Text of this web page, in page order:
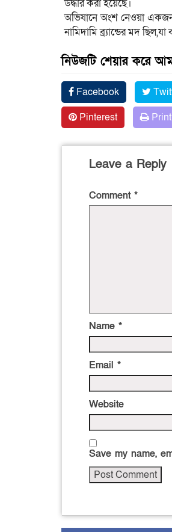
উদ্ধার করা হয়েছে।
অভিযানে অংশ নেওয়া
নামিদামি ব্র্যান্ডের মদ
নিউজটি শেয়ার করে
Facebook
Pinterest
Print
Leave a Reply
Comment *
Name *
Email *
Website
Save my name,